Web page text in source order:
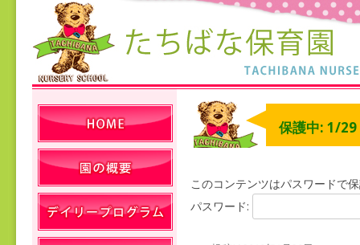
保護中: 1/29
このコンテンツはパスワードで
パスワード: